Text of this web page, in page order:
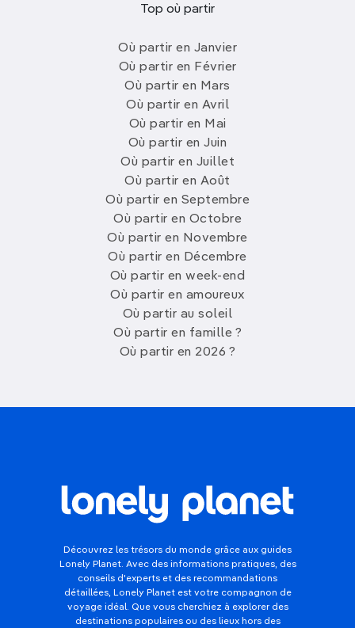
Top où partir
Où partir en Janvier
Où partir en Février
Où partir en Mars
Où partir en Avril
Où partir en Mai
Où partir en Juin
Où partir en Juillet
Où partir en Août
Où partir en Septembre
Où partir en Octobre
Où partir en Novembre
Où partir en Décembre
Où partir en week-end
Où partir en amoureux
Où partir au soleil
Où partir en famille ?
Où partir en 2026 ?
Découvrez les trésors du monde grâce aux guides
Lonely Planet. Avec des informations pratiques, des
conseils d'experts et des recommandations
détaillées, Lonely Planet est votre compagnon de
voyage idéal. Que vous cherchiez à explorer des
destinations populaires ou des lieux hors des